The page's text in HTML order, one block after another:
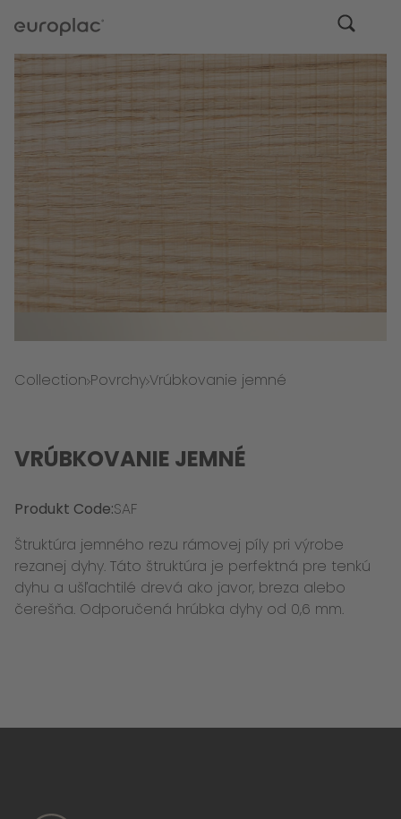
Collection PovrchyVrúbkovanie jemné
VRÚBKOVANIE JEMNÉ
Produkt Code:SAF
Štruktúra jemného rezu rámovej píly pri výrobe
rezanej dyhy. Táto štruktúra je perfektná pre tenkú
dyhu a ušľachtilé drevá ako javor, breza alebo
čerešňa. Odporučená hrúbka dyhy od 0,6 mm.